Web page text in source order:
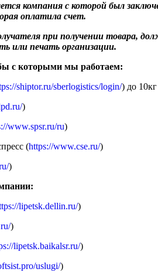
компания с которой был
оплатила счет.
при получении товара,
или печать организации.
с которыми мы работаем:
shiptor.ru/sberlogistics/login/) до 10кг
)
www.spsr.ru/ru)
(https://www.cse.ru/)
)
lipetsk.dellin.ru/)
)
lipetsk.baikalsr.ru/)
uslugi/)